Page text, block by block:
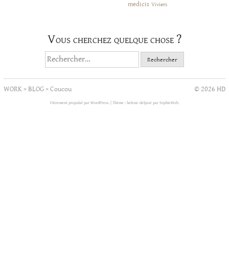
medicis Viviers
Vous cherchez quelque chose ?
Rechercher :
WORK>BLOG>Coucou © 2026 HD
Fièrement propulsé par WordPress. Thème : helene-delprat par SophieWeb.